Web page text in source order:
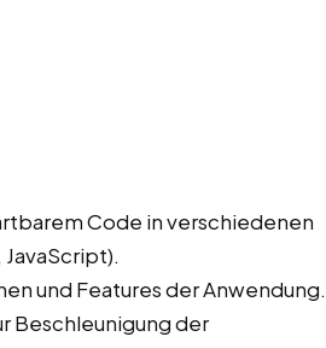
Code in verschiedenen
und Features der Anwendung.
Beschleunigung der